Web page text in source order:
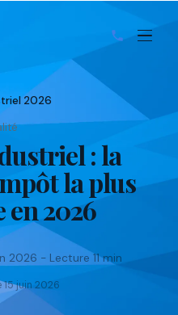
2026
: la
la plus
2026
2026 - Lecture 11 min
15 juin 2026